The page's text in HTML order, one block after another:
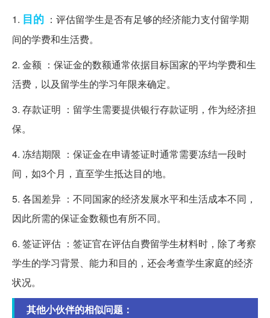
1. 目的 ：评估留学生是否有足够的经济能力支付留学期
间的学费和生活费。
2. 金额 ：保证金的数额通常依据目标国家的平均学费和生
活费，以及留学生的学习年限来确定。
3. 存款证明 ：留学生需要提供银行存款证明，作为经济担
保。
4. 冻结期限 ：保证金在申请签证时通常需要冻结一段时
间，如3个月，直至学生抵达目的地。
5. 各国差异 ：不同国家的经济发展水平和生活成本不同，
因此所需的保证金数额也有所不同。
6. 签证评估 ：签证官在评估自费留学生材料时，除了考察
学生的学习背景、能力和目的，还会考查学生家庭的经济
状况。
其他小伙伴的相似问题：